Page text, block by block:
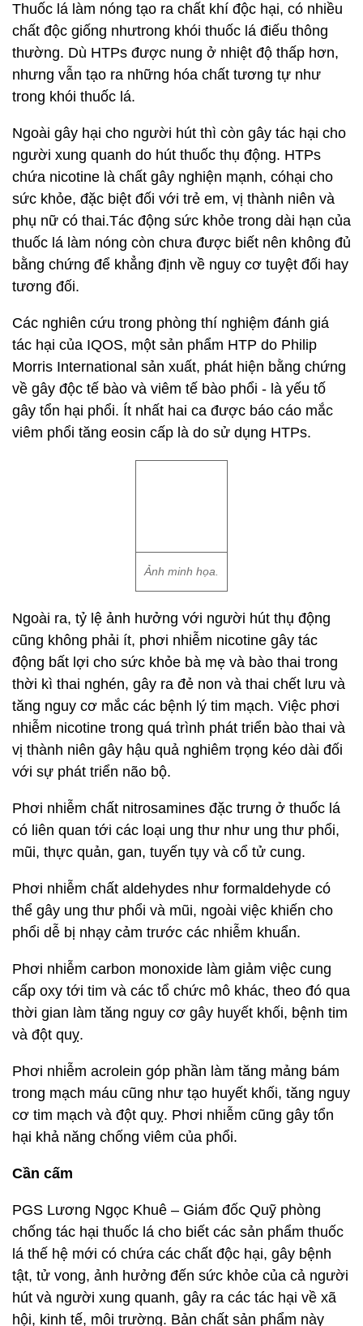
Thuốc lá làm nóng tạo ra chất khí độc hại, có nhiều
chất độc giống nhưtrong khói thuốc lá điếu thông
thường. Dù HTPs được nung ở nhiệt độ thấp hơn,
nhưng vẫn tạo ra những hóa chất tương tự như
trong khói thuốc lá.
Ngoài gây hại cho người hút thì còn gây tác hại cho
người xung quanh do hút thuốc thụ động. HTPs
chứa nicotine là chất gây nghiện mạnh, cóhại cho
sức khỏe, đặc biệt đối với trẻ em, vị thành niên và
phụ nữ có thai.Tác động sức khỏe trong dài hạn của
thuốc lá làm nóng còn chưa được biết nên không đủ
bằng chứng để khẳng định về nguy cơ tuyệt đối hay
tương đối.
Các nghiên cứu trong phòng thí nghiệm đánh giá
tác hại của IQOS, một sản phẩm HTP do Philip
Morris International sản xuất, phát hiện bằng chứng
về gây độc tế bào và viêm tế bào phổi - là yếu tố
gây tổn hại phổi. Ít nhất hai ca được báo cáo mắc
viêm phổi tăng eosin cấp là do sử dụng HTPs.
Ảnh minh họa.
Ngoài ra, tỷ lệ ảnh hưởng với người hút thụ động
cũng không phải ít, phơi nhiễm nicotine gây tác
động bất lợi cho sức khỏe bà mẹ và bào thai trong
thời kì thai nghén, gây ra đẻ non và thai chết lưu và
nhiễm nicotine trong quá trình phát triển bào thai và
vị thành niên gây hậu quả nghiêm trọng kéo dài đối
với sự phát triển não bộ.
Phơi nhiễm chất nitrosamines đặc trưng ở thuốc lá
có liên quan tới các loại ung thư như ung thư phổi,
mũi, thực quản, gan, tuyến tụy và cổ tử cung.
thể gây ung thư phổi và mũi, ngoài việc khiến cho
phổi dễ bị nhạy cảm trước các nhiễm khuẩn.
Phơi nhiễm carbon monoxide làm giảm việc cung
thời gian làm tăng nguy cơ gây huyết khối, bệnh tim
và đột quỵ.
Phơi nhiễm acrolein góp phần làm tăng mảng bám
trong mạch máu cũng như tạo huyết khối, tăng nguy
cơ tim mạch và đột quỵ. Phơi nhiễm cũng gây tổn
hại khả năng chống viêm của phổi.